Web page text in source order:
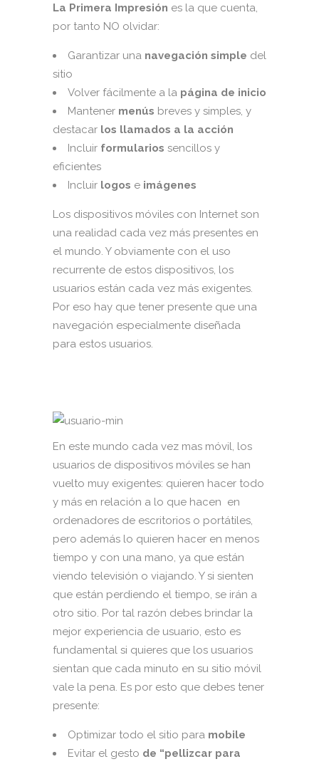
La Primera Impresión es la que cuenta,
por tanto NO olvidar:
Garantizar una navegación simple del
sitio
Volver fácilmente a la página de inicio
Mantener menús breves y simples, y
destacar los llamados a la acción
Incluir formularios sencillos y
eficientes
Incluir logos e imágenes
Los dispositivos móviles con Internet son
una realidad cada vez más presentes en
el mundo. Y obviamente con el uso
recurrente de estos dispositivos, los
usuarios están cada vez más exigentes.
Por eso hay que tener presente que una
navegación especialmente diseñada
para estos usuarios.
En este mundo cada vez mas móvil, los
usuarios de dispositivos móviles se han
vuelto muy exigentes: quieren hacer todo
y más en relación a lo que hacen en
ordenadores de escritorios o portátiles,
pero además lo quieren hacer en menos
tiempo y con una mano, ya que están
viendo televisión o viajando. Y si sienten
que están perdiendo el tiempo, se irán a
otro sitio. Por tal razón debes brindar la
mejor experiencia de usuario, esto es
fundamental si quieres que los usuarios
sientan que cada minuto en su sitio móvil
vale la pena. Es por esto que debes tener
presente:
Optimizar todo el sitio para mobile
Evitar el gesto de “pellizcar para